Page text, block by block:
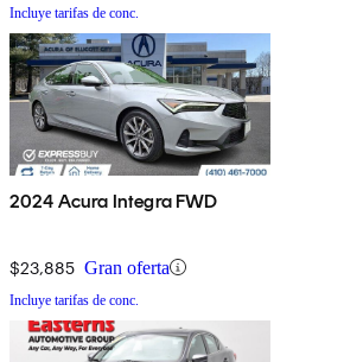
Incluye tarifas de conc.
2024 Acura Integra FWD
$23,885 Gran oferta
Incluye tarifas de conc.